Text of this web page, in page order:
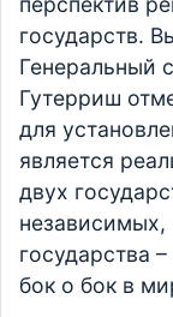
государств.
Генеральный
Гутерриш
для
является
двух
независимых,
государства
бок о бок в